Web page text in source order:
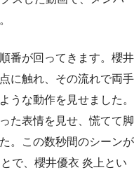
番が回ってきます。櫻井
に触れ、その流れで両手
うな動作を見せました。
た表情を見せ、慌てて脚
。この数秒間のシーンが
で、櫻井優衣 炎上とい